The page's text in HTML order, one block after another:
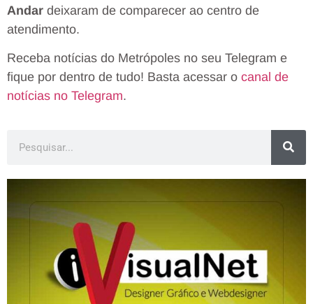
Andar deixaram de comparecer ao centro de
atendimento.
Receba notícias do Metrópoles no seu Telegram e
fique por dentro de tudo! Basta acessar o canal de
notícias no Telegram.